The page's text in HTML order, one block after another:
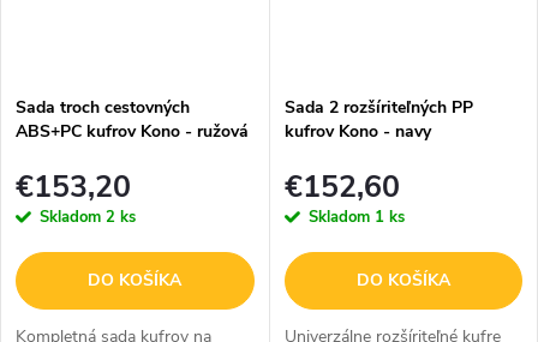
Sada troch cestovných
ABS+PC kufrov Kono - ružová
€153,20
Skladom 2 ks
DO KOŠÍKA
Kompletná sada kufrov na
Sada 2 rozšíriteľných PP
kufrov Kono - navy
€152,60
Skladom 1 ks
DO KOŠÍKA
Univerzálne rozšíriteľné kufre